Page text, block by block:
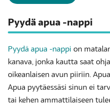
Pyydä apua -nappi
Pyydä apua -nappi on
kanava, jonka kautta saat
oikeanlaisen avun piiriin.
Apua pyytäessäsi sinun ei
tai kehen ammattilaiseen